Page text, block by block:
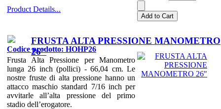
Product Details...
FRUSTA ALTA PRESSIONE MANOMETRO
26"
Codice prodotto: HOHP26
Frusta Alta Pressione per Manometro
lunga 26 inch (pollici) - 66,04 cm. Le
nostre fruste di alta pressione hanno un
attacco maschio standard 7/16 inch per
avvitarle all’alta pressione del primo
stadio dell’erogatore.